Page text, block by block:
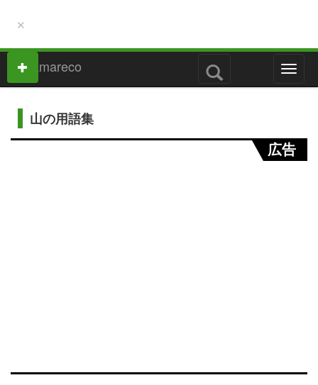
×
M
e
山の用語集
広告